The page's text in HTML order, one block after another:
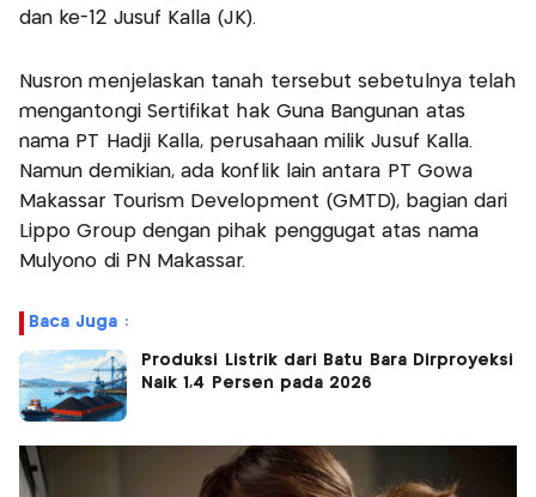
dan ke-12 Jusuf Kalla (JK).
Nusron menjelaskan tanah tersebut sebetulnya telah
mengantongi Sertifikat hak Guna Bangunan atas
nama PT Hadji Kalla, perusahaan milik Jusuf Kalla.
Namun demikian, ada konflik lain antara PT Gowa
Makassar Tourism Development (GMTD), bagian dari
Lippo Group dengan pihak penggugat atas nama
Mulyono di PN Makassar.
Baca Juga :
Produksi Listrik dari Batu Bara Dirproyeksi
Naik 1,4 Persen pada 2026